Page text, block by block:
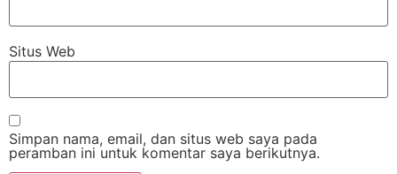
Situs Web
Simpan nama, email, dan situs web saya pada
peramban ini untuk komentar saya berikutnya.